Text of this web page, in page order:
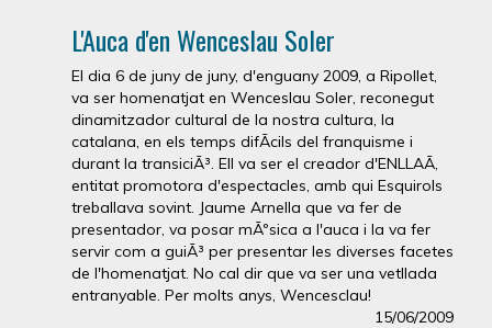
L'Auca d'en Wenceslau Soler
El dia 6 de juny de juny, d'enguany 2009, a Ripollet,
va ser homenatjat en Wenceslau Soler, reconegut
dinamitzador cultural de la nostra cultura, la
catalana, en els temps difÃ­cils del franquisme i
durant la transiciÃ³. Ell va ser el creador d'ENLLAÃ,
entitat promotora d'espectacles, amb qui Esquirols
treballava sovint. Jaume Arnella que va fer de
presentador, va posar mÃºsica a l'auca i la va fer
servir com a guiÃ³ per presentar les diverses facetes
de l'homenatjat. No cal dir que va ser una vetllada
entranyable. Per molts anys, Wencesclau!
15/06/2009